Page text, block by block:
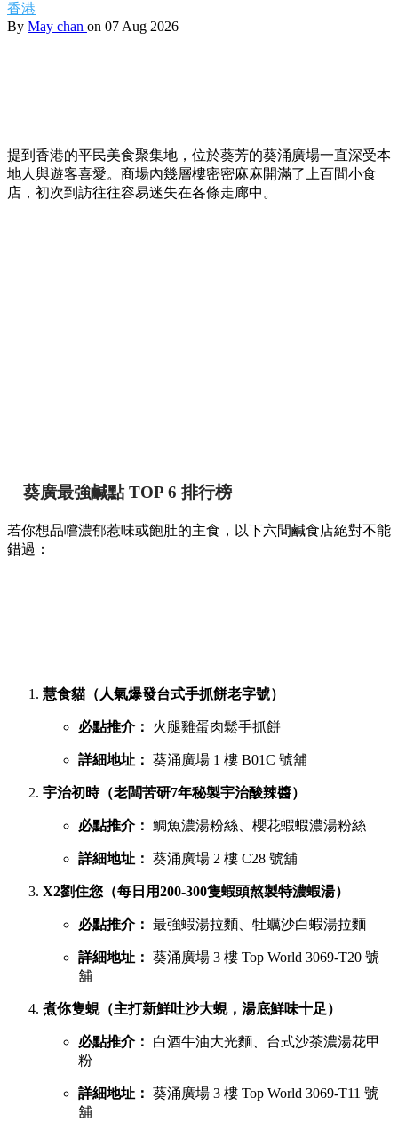
香港
By May chan on 07 Aug 2026
提到香港的平民美食聚集地，位於葵芳的葵涌廣場一直深受本
地人與遊客喜愛。商場內幾層樓密密麻麻開滿了上百間小食
店，初次到訪往往容易迷失在各條走廊中。
葵廣最強鹹點 TOP 6 排行榜
若你想品嚐濃郁惹味或飽肚的主食，以下六間鹹食店絕對不能
錯過：
慧食貓（人氣爆發台式手抓餅老字號）
必點推介： 火腿雞蛋肉鬆手抓餅
詳細地址： 葵涌廣場 1 樓 B01C 號舖
宇治初時（老闆苦研7年秘製宇治酸辣醬）
必點推介： 鯛魚濃湯粉絲、櫻花蝦蝦濃湯粉絲
詳細地址： 葵涌廣場 2 樓 C28 號舖
X2劉住您（每日用200-300隻蝦頭熬製特濃蝦湯）
必點推介： 最強蝦湯拉麵、牡蠣沙白蝦湯拉麵
詳細地址： 葵涌廣場 3 樓 Top World 3069-T20 號
舖
煮你隻蜆（主打新鮮吐沙大蜆，湯底鮮味十足）
必點推介：
白酒牛油大光麵、台式沙茶濃湯花甲
粉
詳細地址： 葵涌廣場 3 樓 Top World 3069-T11 號
舖